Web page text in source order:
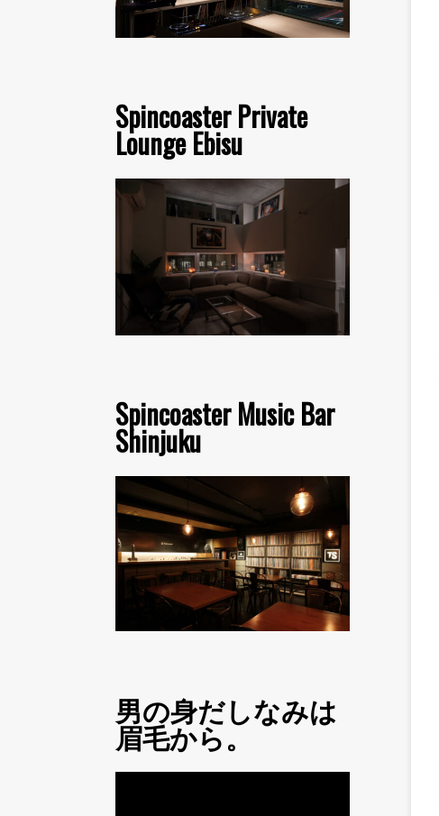
Spincoaster Private
Lounge Ebisu
Spincoaster Music Bar
Shinjuku
男の身だしなみは
眉毛から。